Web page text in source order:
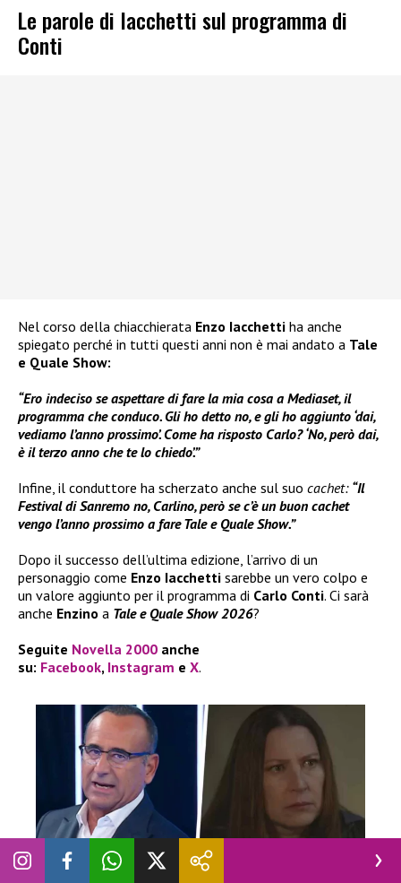
Le parole di Iacchetti sul programma di
Conti
Nel corso della chiacchierata Enzo Iacchetti ha anche
spiegato perché in tutti questi anni non è mai andato a Tale
e Quale Show:
“Ero indeciso se aspettare di fare la mia cosa a Mediaset, il
programma che conduco. Gli ho detto no, e gli ho aggiunto ‘dai,
vediamo l’anno prossimo’. Come ha risposto Carlo? ‘No, però dai,
è il terzo anno che te lo chiedo’.”
Infine, il conduttore ha scherzato anche sul suo cachet: “Il
Festival di Sanremo no, Carlino, però se c’è un buon cachet
vengo l’anno prossimo a fare Tale e Quale Show.”
Dopo il successo dell’ultima edizione, l’arrivo di un
personaggio come Enzo Iacchetti sarebbe un vero colpo e
un valore aggiunto per il programma di Carlo Conti. Ci sarà
anche Enzino a Tale e Quale Show 2026?
Seguite Novella 2000 anche
su: Facebook, Instagram e X.